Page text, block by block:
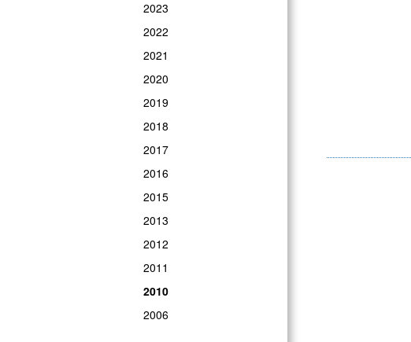
2023
2022
2021
2020
2019
2018
2017
2016
2015
2013
2012
2011
2010
2006